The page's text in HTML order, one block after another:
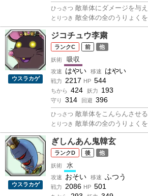
ひっさつ 敵単体にダメージを与
とりつき 敵全体の全のうりょく
ウスラカゲ
ジコチュウ李粛
C 前 他
妖術 吸収
攻速 はやい 移速 はやい
戦力 2217 HP 544
ちから 424 妖力 193
守り 314 回避 396
ひっさつ 敵単体をこんらんさせる
とりつき 敵単体の全のうりょく
ウスラカゲ
ぎしんあん鬼韓玄
D 後 他
妖術 水
攻速 おそい 移速 ふつう
戦力 2086 HP 501